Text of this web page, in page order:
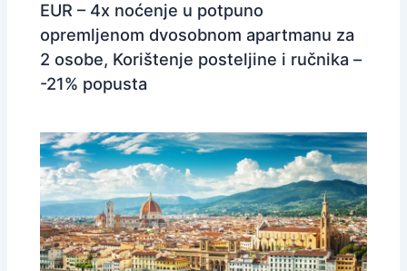
EUR – 4x noćenje u potpuno
opremljenom dvosobnom apartmanu za
2 osobe, Korištenje posteljine i ručnika –
-21% popusta